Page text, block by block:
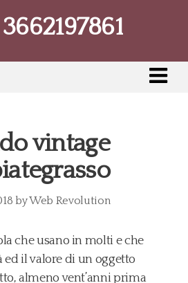
3662197861
vintage
byWeb Revolution
che usano in molti e che
ed il valore di un oggetto
almeno vent’anni prima